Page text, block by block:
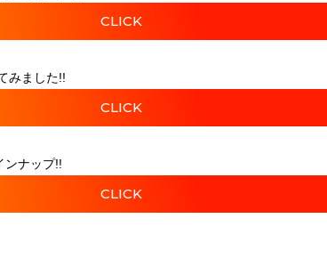
CLICK
みました!!
CLICK
ンナップ!!
CLICK